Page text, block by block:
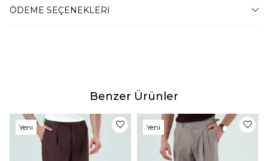
36 Beden 50 Beden
96-101 Kiloya Uygun
Boy:176 Kilo:66 Kullandığı Beden: 31
Teslimat
Tahmini teslim süremiz, bulunduğunuz adrese göre
2-4 iş günü arasında değişkenlik gösterecektir.
ÖDEME SEÇENEKLERI
Benzer Ürünler
Yeni
Yeni
Ürün